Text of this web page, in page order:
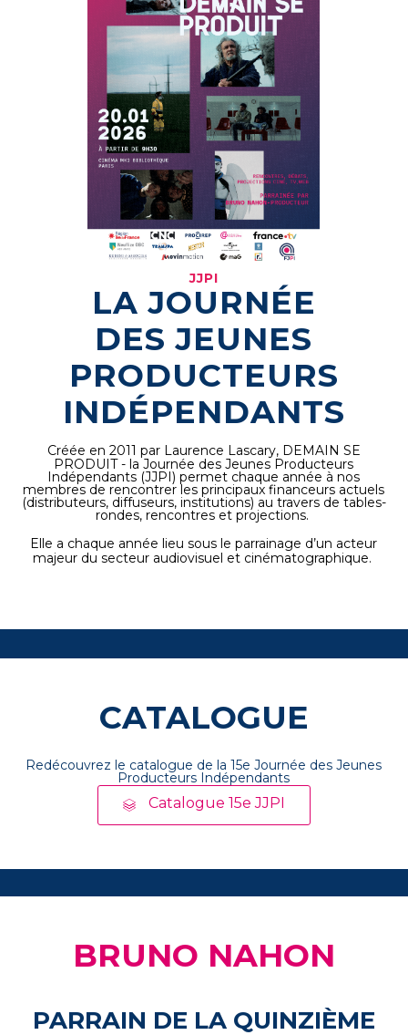
JJPI
LA JOURNÉE
DES JEUNES
PRODUCTEURS
INDÉPENDANTS
Créée en 2011 par Laurence Lascary, DEMAIN SE
PRODUIT - la Journée des Jeunes Producteurs
Indépendants (JJPI) permet chaque année à nos
membres de rencontrer les principaux financeurs actuels
(distributeurs, diffuseurs, institutions) au travers de tables-
rondes, rencontres et projections.
Elle a chaque année lieu sous le parrainage d’un acteur
majeur du secteur audiovisuel et cinématographique.
CATALOGUE
Redécouvrez le catalogue de la 15e Journée des Jeunes
Producteurs Indépendants
Catalogue 15e JJPI
BRUNO NAHON
PARRAIN DE LA QUINZIÈME